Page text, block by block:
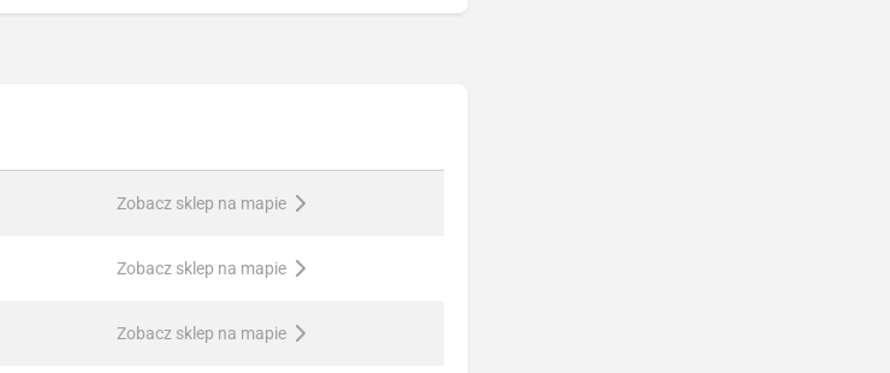
Zobacz sklep na mapie
Zobacz sklep na mapie
Zobacz sklep na mapie